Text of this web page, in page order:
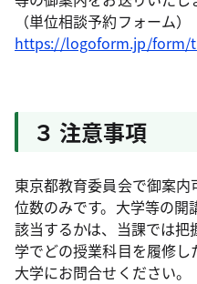
（単位相談予約フォーム）
https://logoform.jp/form/
３ 注意事項
東京都教育委員会で御案
位数のみです。大学等の
該当するかは、当課では
学でどの授業科目を履修し
大学にお問合せください。